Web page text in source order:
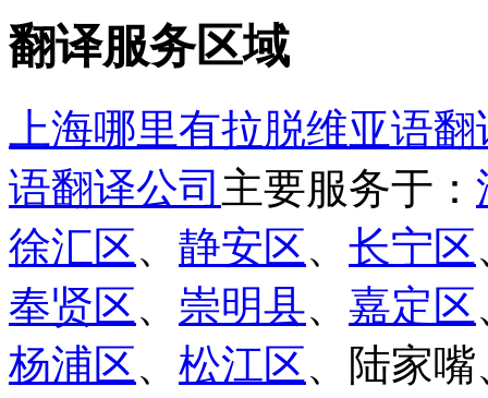
翻译服务区域
上海哪里有拉脱维亚语
语翻译公司 主要服务于：
徐汇区、 静安区、 长宁区
奉贤区、 崇明县、 嘉定区
杨浦区、 松江区、陆家